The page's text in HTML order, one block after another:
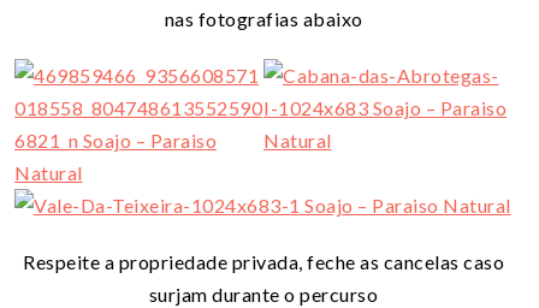
nas fotografias abaixo
Respeite a propriedade privada, feche as cancelas caso
surjam durante o percurso